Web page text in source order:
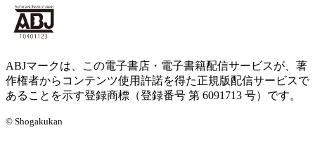
ABJマークは、この電子書店・電子書籍配信サービスが、著
作権者からコンテンツ使用許諾を得た正規版配信サービスで
あることを示す登録商標（登録番号 第 6091713 号）です。
© Shogakukan